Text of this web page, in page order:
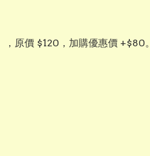
原價 $120，加購優惠價 +$80。